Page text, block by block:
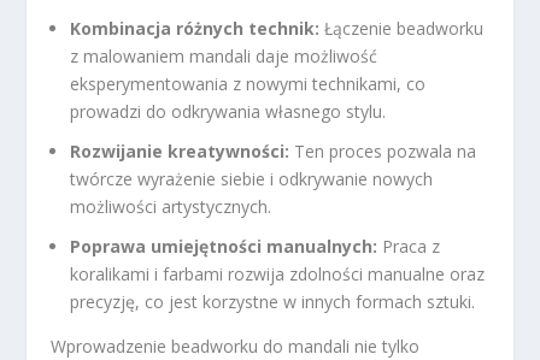
Kombinacja różnych technik: Łączenie beadworku
z malowaniem mandali daje możliwość
eksperymentowania z nowymi technikami, co
prowadzi do odkrywania własnego stylu.
Rozwijanie kreatywności: Ten proces pozwala na
twórcze wyrażenie siebie i odkrywanie nowych
możliwości artystycznych.
Poprawa umiejętności manualnych: Praca z
koralikami i farbami rozwija zdolności manualne oraz
precyzję, co jest korzystne w innych formach sztuki.
Wprowadzenie beadworku do mandali nie tylko